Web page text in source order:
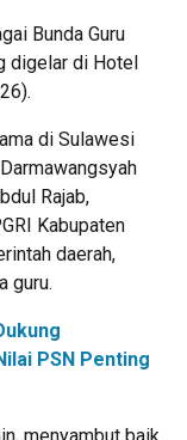
Bunda Guru
digelar di Hotel
di Sulawesi
Rajab,
Kabupaten
daerah,
guru.
PSN Penting
menyambut baik